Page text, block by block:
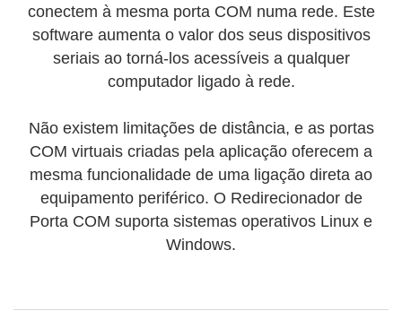
conectem à mesma porta COM numa rede. Este
software aumenta o valor dos seus dispositivos
seriais ao torná-los acessíveis a qualquer
computador ligado à rede.
Não existem limitações de distância, e as portas
COM virtuais criadas pela aplicação oferecem a
mesma funcionalidade de uma ligação direta ao
equipamento periférico. O Redirecionador de
Porta COM suporta sistemas operativos Linux e
Windows.